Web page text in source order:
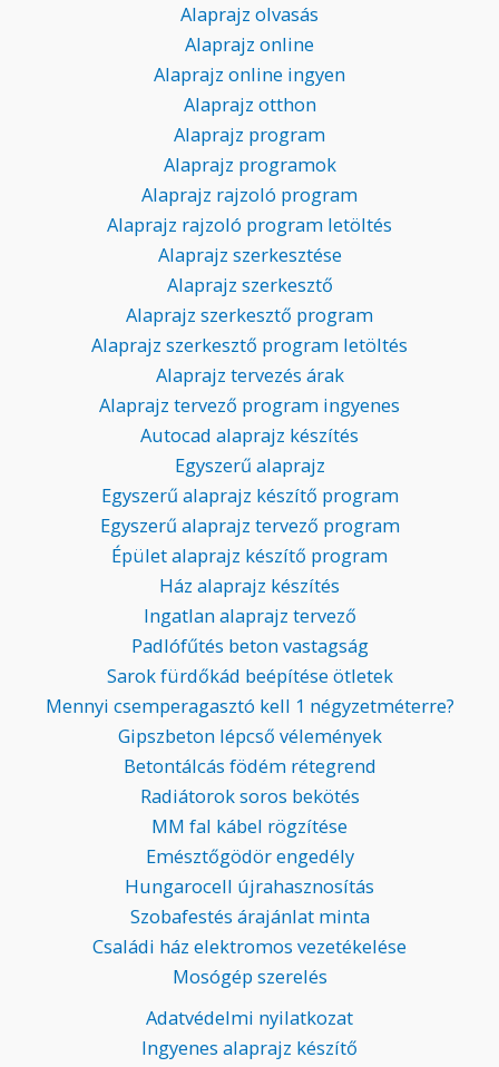
Alaprajz olvasás
Alaprajz online
Alaprajz online ingyen
Alaprajz otthon
Alaprajz program
Alaprajz programok
Alaprajz rajzoló program
Alaprajz rajzoló program letöltés
Alaprajz szerkesztése
Alaprajz szerkesztő
Alaprajz szerkesztő program
Alaprajz szerkesztő program letöltés
Alaprajz tervezés árak
Alaprajz tervező program ingyenes
Autocad alaprajz készítés
Egyszerű alaprajz
Egyszerű alaprajz készítő program
Egyszerű alaprajz tervező program
Épület alaprajz készítő program
Ház alaprajz készítés
Ingatlan alaprajz tervező
Padlófűtés beton vastagság
Sarok fürdőkád beépítése ötletek
Mennyi csemperagasztó kell 1 négyzetméterre?
Gipszbeton lépcső vélemények
Betontálcás födém rétegrend
Radiátorok soros bekötés
MM fal kábel rögzítése
Emésztőgödör engedély
Hungarocell újrahasznosítás
Szobafestés árajánlat minta
Családi ház elektromos vezetékelése
Mosógép szerelés
Adatvédelmi nyilatkozat
Ingyenes alaprajz készítő